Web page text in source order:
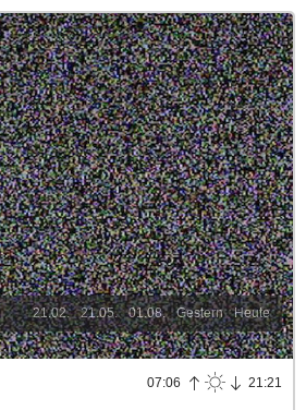
Heute
Gestern
01.08.
21.05.
21.02.
07:06 21:21